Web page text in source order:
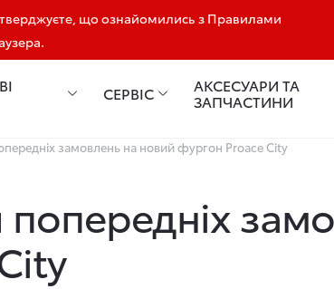
що ознайомились з Правилами
СЕРВІС АКСЕСУАРИ ТА
ЗАПЧАСТИНИ
замовлень на новий фургон Proace City